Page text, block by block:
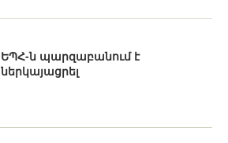
ԵՊՀ-ն պարզաբանում է
ներկայացրել